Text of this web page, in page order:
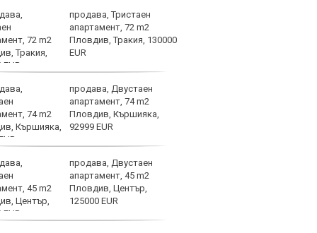
продава, Тристаен
апартамент, 72 m2
Пловдив, Тракия, 130000
EUR
продава, Двустаен
апартамент, 74 m2
Пловдив, Кършияка,
92999 EUR
продава, Двустаен
апартамент, 45 m2
Пловдив, Център,
125000 EUR